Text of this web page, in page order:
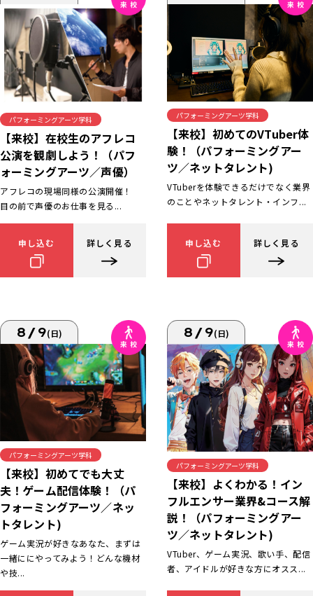
パフォーミングアーツ学科
【来校】在校生のアフレコ
公演を観劇しよう！（パフ
ォーミングアーツ／声優）
アフレコの現場同様の公演開催！
目の前で声優のお仕事を見る...
申し込む 詳しく見る
パフォーミングアーツ学科
【来校】初めてのVTuber体
験！（パフォーミングアー
ツ／ネットタレント)
VTuberを体験できるだけでなく業界
のことやネットタレント・インフ...
申し込む 詳しく見る
8/9(日)
パフォーミングアーツ学科
【来校】初めてでも大丈
夫！ゲーム配信体験！（パ
フォーミングアーツ／ネッ
トタレント)
ゲーム実況が好きなあなた、まずは
一緒ににやってみよう！どんな機材
や技...
8/9(日)
パフォーミングアーツ学科
【来校】よくわかる！イン
フルエンサー業界&コース解
説！（パフォーミングアー
ツ／ネットタレント)
VTuber、ゲーム実況、歌い手、配信
者、アイドルが好きな方にオスス...